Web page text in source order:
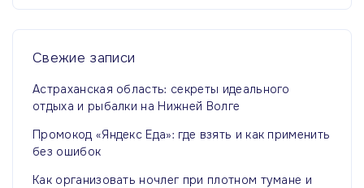
т
и
Свежие записи
Астраханская область: секреты идеального
отдыха и рыбалки на Нижней Волге
Промокод «Яндекс Еда»: где взять и как применить
без ошибок
Как организовать ночлег при плотном тумане и